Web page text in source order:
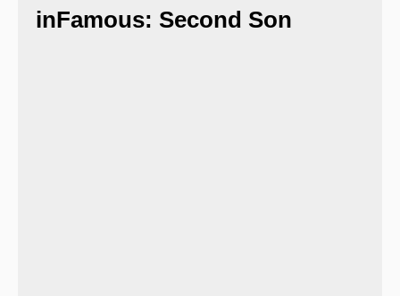
inFamous: Second Son